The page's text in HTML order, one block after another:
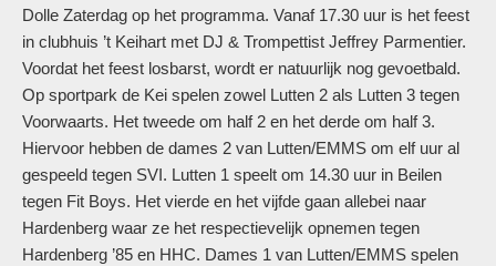
Dolle Zaterdag op het programma. Vanaf 17.30 uur is het feest
in clubhuis ’t Keihart met DJ & Trompettist Jeffrey Parmentier.
Voordat het feest losbarst, wordt er natuurlijk nog gevoetbald.
Op sportpark de Kei spelen zowel Lutten 2 als Lutten 3 tegen
Voorwaarts. Het tweede om half 2 en het derde om half 3.
Hiervoor hebben de dames 2 van Lutten/EMMS om elf uur al
gespeeld tegen SVI. Lutten 1 speelt om 14.30 uur in Beilen
tegen Fit Boys. Het vierde en het vijfde gaan allebei naar
Hardenberg waar ze het respectievelijk opnemen tegen
Hardenberg ’85 en HHC. Dames 1 van Lutten/EMMS spelen